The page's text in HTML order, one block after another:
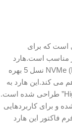
سازی است که برای
مناسب است.هارد
مذکور از فناوری NVMe (Non-Volatile Memory Express) نسل 5 بهره
می کند.این هارد به
عنوان یک هارد “High Performance Read Intensive” طراحی شده است.
و برای کاربردهایی
فاکتور این هارد